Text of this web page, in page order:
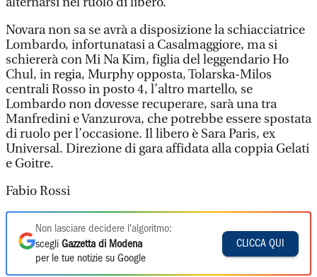
Novara non sa se avrà a disposizione la schiacciatrice
Lombardo, infortunatasi a Casalmaggiore, ma si
schiererà con Mi Na Kim, figlia del leggendario Ho
Chul, in regia, Murphy opposta, Tolarska-Milos
centrali Rosso in posto 4, l’altro martello, se
Lombardo non dovesse recuperare, sarà una tra
Manfredini e Vanzurova, che potrebbe essere spostata
di ruolo per l’occasione. Il libero è Sara Paris, ex
Universal. Direzione di gara affidata alla coppia Gelati
e Goitre.
Fabio Rossi
Non lasciare decidere l'algoritmo:
scegli Gazzetta di Modena
per le tue notizie su Google
CLICCA QUI